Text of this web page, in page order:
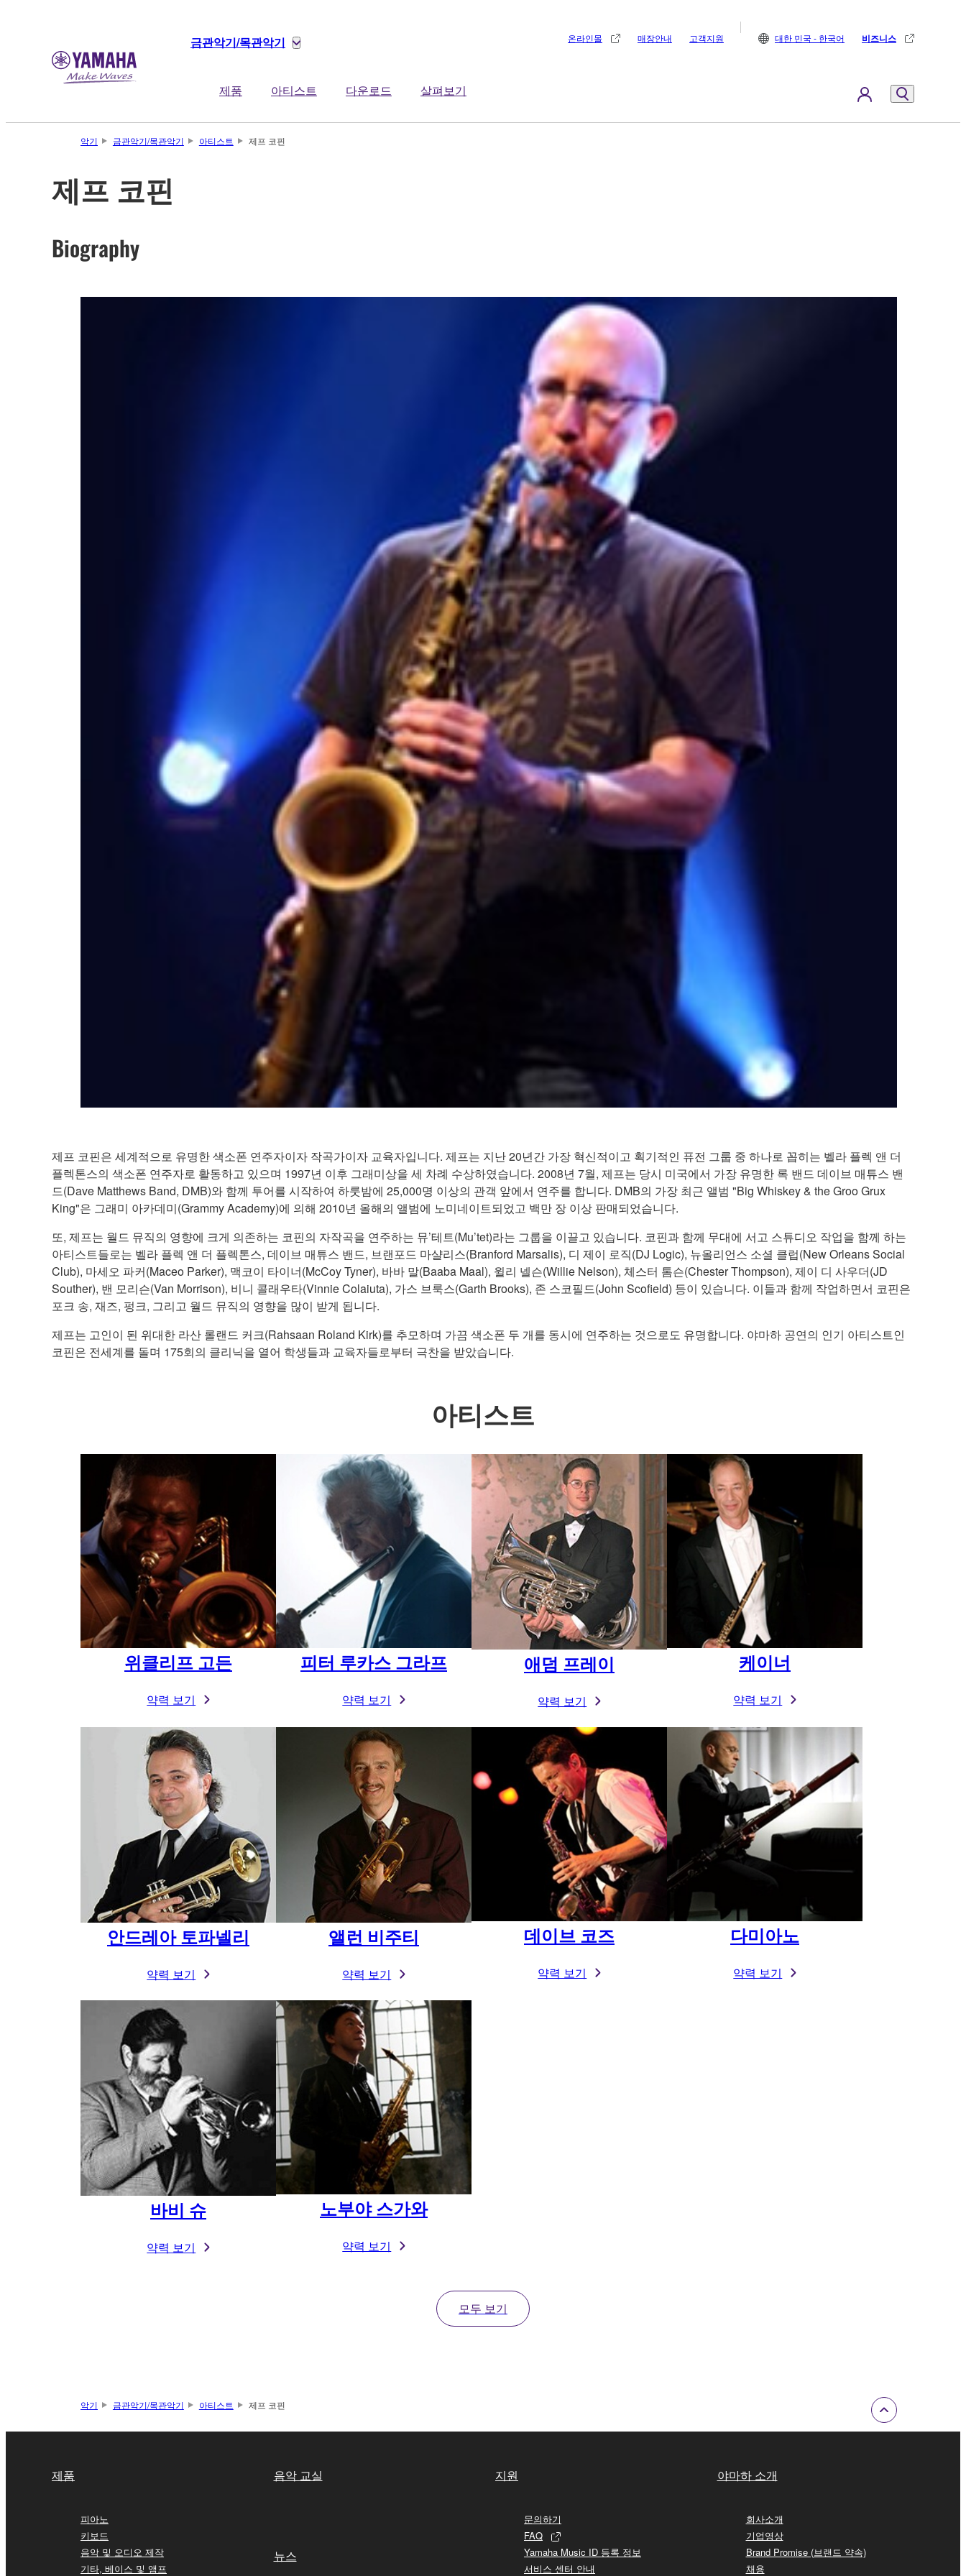
금관악기/목관악기
제품 아티스트 다운로드 살펴보기
온라인몰 매장안내 고객지원 대한 민국 - 한국어 비즈니스
악기 금관악기/목관악기 아티스트 제프 코핀
제프 코핀
Biography
제프 코핀은 세계적으로 유명한 색소폰 연주자이자 작곡가이자 교육자입니다. 제프는 지난 20년간 가장 혁신적이고 획기적인 퓨전 그룹 중 하나로 꼽히는 벨라 플렉 앤 더
플렉톤스의 색소폰 연주자로 활동하고 있으며 1997년 이후 그래미상을 세 차례 수상하였습니다. 2008년 7월, 제프는 당시 미국에서 가장 유명한 록 밴드 데이브 매튜스 밴
드(Dave Matthews Band, DMB)와 함께 투어를 시작하여 하룻밤에 25,000명 이상의 관객 앞에서 연주를 합니다. DMB의 가장 최근 앨범 "Big Whiskey & the Groo Grux
King"은 그래미 아카데미(Grammy Academy)에 의해 2010년 올해의 앨범에 노미네이트되었고 백만 장 이상 판매되었습니다.
또, 제프는 월드 뮤직의 영향에 크게 의존하는 코핀의 자작곡을 연주하는 뮤’테트(Mu’tet)라는 그룹을 이끌고 있습니다. 코핀과 함께 무대에 서고 스튜디오 작업을 함께 하는
아티스트들로는 벨라 플렉 앤 더 플렉톤스, 데이브 매튜스 밴드, 브랜포드 마샬리스(Branford Marsalis), 디 제이 로직(DJ Logic), 뉴올리언스 소셜 클럽(New Orleans Social
Club), 마세오 파커(Maceo Parker), 맥코이 타이너(McCoy Tyner), 바바 말(Baaba Maal), 윌리 넬슨(Willie Nelson), 체스터 톰슨(Chester Thompson), 제이 디 사우더(JD
Souther), 밴 모리슨(Van Morrison), 비니 콜래우타(Vinnie Colaiuta), 가스 브룩스(Garth Brooks), 존 스코필드(John Scofield) 등이 있습니다. 이들과 함께 작업하면서 코핀은
포크 송, 재즈, 펑크, 그리고 월드 뮤직의 영향을 많이 받게 됩니다.
제프는 고인이 된 위대한 라산 롤랜드 커크(Rahsaan Roland Kirk)를 추모하며 가끔 색소폰 두 개를 동시에 연주하는 것으로도 유명합니다. 야마하 공연의 인기 아티스트인
코핀은 전세계를 돌며 175회의 클리닉을 열어 학생들과 교육자들로부터 극찬을 받았습니다.
아티스트
위클리프 고든
약력 보기
피터 루카스 그라프
약력 보기
애덤 프레이
약력 보기
케이너
약력 보기
안드레아 토파넬리
약력 보기
앨런 비주티
약력 보기
데이브 코즈
약력 보기
다미아노
약력 보기
바비 슈
약력 보기
노부야 스가와
약력 보기
모두 보기
악기 금관악기/목관악기 아티스트 제프 코핀
제품
피아노
키보드
음악 및 오디오 제작
기타, 베이스 및 앰프
음악 교실
뉴스
지원
문의하기
FAQ
Yamaha Music ID 등록 정보
서비스 센터 안내
야마하 소개
회사소개
기업영상
Brand Promise (브랜드 약속)
채용